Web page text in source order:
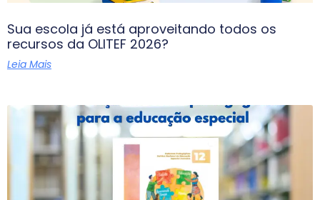
Sua escola já está aproveitando todos os
recursos da OLITEF 2026?
Leia Mais